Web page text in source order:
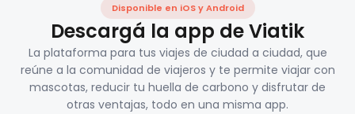
Disponible en iOS y Android
Descargá la app de Viatik
La plataforma para tus viajes de ciudad a ciudad, que
reúne a la comunidad de viajeros y te permite viajar con
mascotas, reducir tu huella de carbono y disfrutar de
otras ventajas, todo en una misma app.